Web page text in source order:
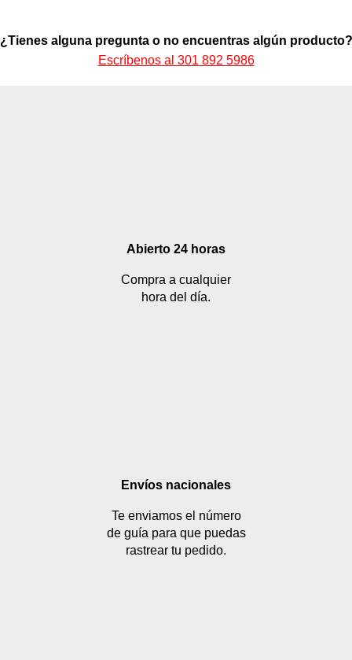
¿Tienes alguna pregunta o no encuentras algún producto?
Escríbenos al 301 892 5986
Abierto 24 horas
Compra a cualquier
hora del día.
Envíos nacionales
Te enviamos el número
de guía para que puedas
rastrear tu pedido.